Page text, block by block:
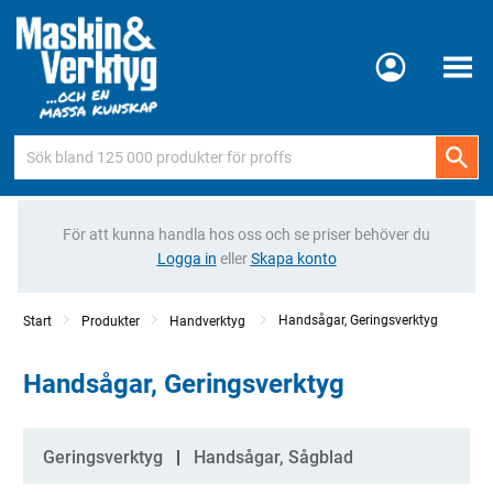
Meny
För att kunna handla hos oss och se priser behöver du
Logga in ellerSkapa konto
Start Produkter Handverktyg Handsågar, Geringsverktyg
Handsågar, Geringsverktyg
Kategorier
Geringsverktyg Handsågar, Sågblad